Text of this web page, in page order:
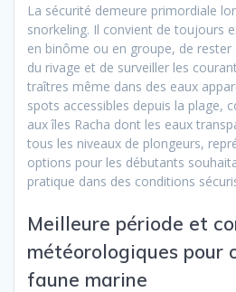
La sécurité demeure primordiale
snorkeling. Il convient de toujours
en binôme ou en groupe, de rester
du rivage et de surveiller les
traîtres même dans des eaux
spots accessibles depuis la plage,
aux îles Racha dont les eaux
tous les niveaux de plongeurs,
options pour les débutants
pratique dans des conditions
Meilleure période et
météorologiques pour
faune marine